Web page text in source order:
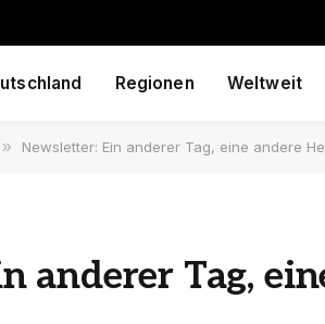
Regionen Weltweit
» Newsletter: Ein anderer Tag, eine andere
anderer Tag,